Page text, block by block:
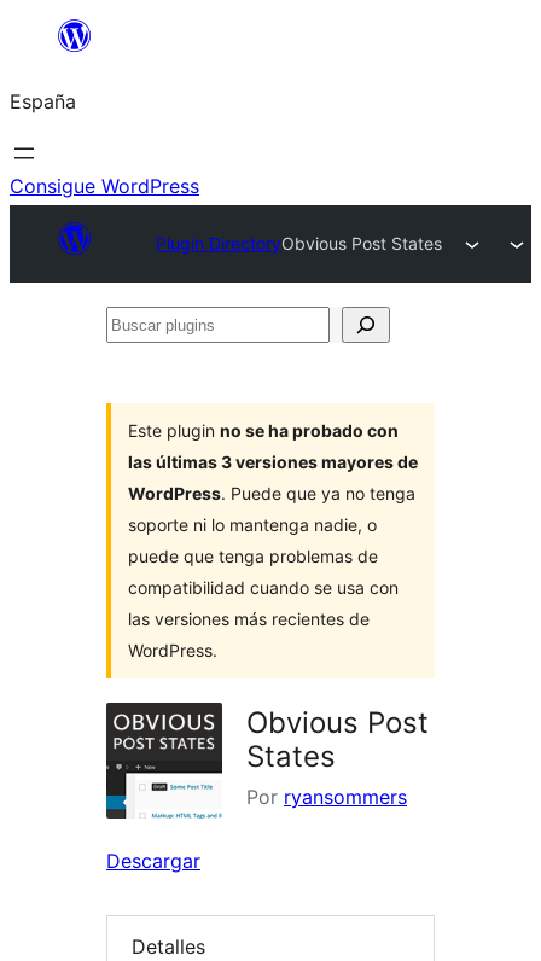
Saltar
contenido
España
Consigue WordPress
Plugin DirectoryObvious Post States
Buscar
Este plugin no se ha probado con
las últimas 3 versiones mayores de
WordPress. Puede que ya no tenga
soporte ni lo mantenga nadie, o
puede que tenga problemas de
compatibilidad cuando se usa con
las versiones más recientes de
WordPress.
Obvious Post
States
Por ryansommers
Descargar
Detalles